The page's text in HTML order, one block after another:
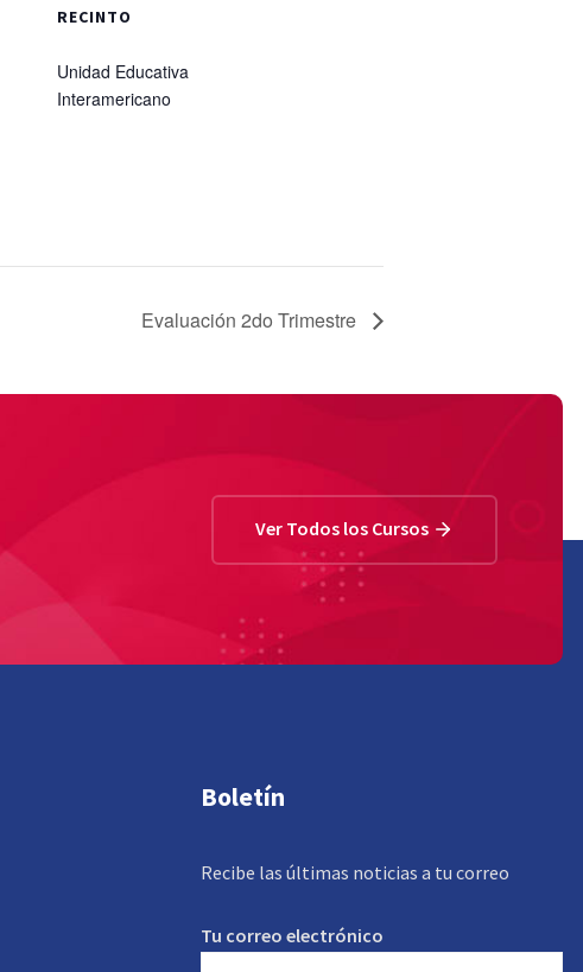
RECINTO
Unidad Educativa
Interamericano
Evaluación 2do Trimestre
Ver Todos los Cursos
Boletín
Recibe las últimas noticias a tu correo
Tu correo electrónico